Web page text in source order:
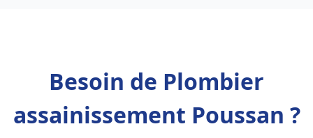
Besoin de Plombier
assainissement Poussan ?